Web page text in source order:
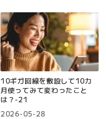
10ギガ回線を敷設して10カ
月使ってみて変わったこと
は？-21
2026-05-28